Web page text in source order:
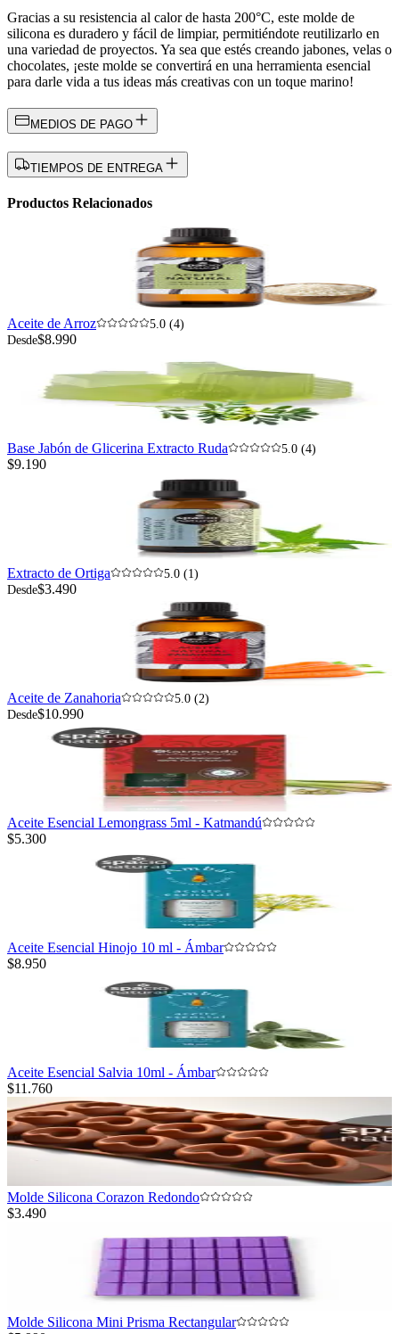
Gracias a su resistencia al calor de hasta 200°C, este molde de
silicona es duradero y fácil de limpiar, permitiéndote reutilizarlo en
una variedad de proyectos. Ya sea que estés creando jabones, velas o
chocolates, ¡este molde se convertirá en una herramienta esencial
para darle vida a tus ideas más creativas con un toque marino!
MEDIOS DE PAGO
TIEMPOS DE ENTREGA
Productos Relacionados
Aceite de Arroz
5.0 (4)
Desde$8.990
Base Jabón de Glicerina Extracto Ruda 5.0 (4)
$9.190
Extracto de Ortiga
5.0 (1)
Desde$3.490
Aceite de Zanahoria
5.0 (2)
Desde$10.990
Aceite Esencial Lemongrass 5ml - Katmandú
$5.300
Aceite Esencial Hinojo 10 ml - Ámbar
$8.950
Aceite Esencial Salvia 10ml - Ámbar
$11.760
Molde Silicona Corazon Redondo
$3.490
Molde Silicona Mini Prisma Rectangular